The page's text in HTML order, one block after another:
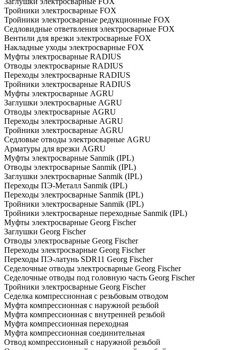
Тройники электросварные FOX
Тройники электросварные редукционные FOX
Седловидные ответвления электросварные FOX
Вентили для врезки электросварные FOX
Накладные уходы электросварные FOX
Муфты электросварные RADIUS
Отводы электросварные RADIUS
Переходы электросварные RADIUS
Тройники электросварные RADIUS
Муфты электросварные AGRU
Заглушки электросварные AGRU
Отводы электросварные AGRU
Переходы электросварные AGRU
Тройники электросварные AGRU
Седловые отводы электросварные AGRU
Арматуры для врезки AGRU
Муфты электросварные Sanmik (IPL)
Отводы электросварные Sanmik (IPL)
Заглушки электросварные Sanmik (IPL)
Переходы ПЭ-Металл Sanmik (IPL)
Переходы электросварные Sanmik (IPL)
Тройники электросварные Sanmik (IPL)
Тройники электросварные переходные Sanmik (IPL)
Муфты электросварные Georg Fischer
Заглушки Georg Fischer
Отводы электросварные Georg Fischer
Переходы электросварные Georg Fischer
Переходы ПЭ-латунь SDR11 Georg Fischer
Седелочные отводы электросварные Georg Fischer
Седелочные отводы под головную часть Georg Fischer
Тройники электросварные Georg Fischer
Седелка компрессионная с резьбовым отводом
Муфта компрессионная с наружной резьбой
Муфта компрессионная с внутренней резьбой
Муфта компрессионная переходная
Муфта компрессионная соединительная
Отвод компрессионный с наружной резьбой